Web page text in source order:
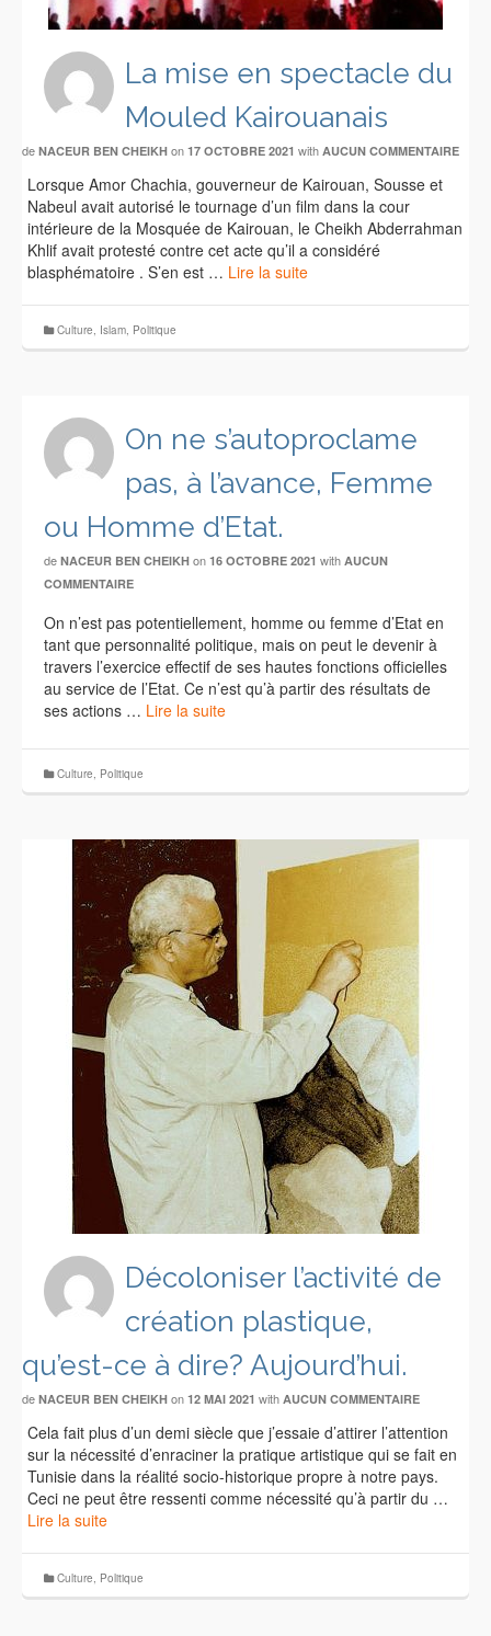
La mise en spectacle du
Mouled Kairouanais
de NACEUR BEN CHEIKH on 17 OCTOBRE 2021 with AUCUN COMMENTAIRE
Lorsque Amor Chachia, gouverneur de Kairouan, Sousse et
Nabeul avait autorisé le tournage d’un film dans la cour
intérieure de la Mosquée de Kairouan, le Cheikh Abderrahman
Khlif avait protesté contre cet acte qu’il a considéré
blasphématoire . S’en est … Lire la suite
Culture, Islam, Politique
On ne s’autoproclame
pas, à l’avance, Femme
ou Homme d’Etat.
de NACEUR BEN CHEIKH on 16 OCTOBRE 2021 with AUCUN
COMMENTAIRE
On n’est pas potentiellement, homme ou femme d’Etat en
tant que personnalité politique, mais on peut le devenir à
travers l’exercice effectif de ses hautes fonctions officielles
au service de l’Etat. Ce n’est qu’à partir des résultats de
ses actions … Lire la suite
Culture, Politique
Décoloniser l’activité de
création plastique,
qu’est-ce à dire? Aujourd’hui.
de NACEUR BEN CHEIKH on 12 MAI 2021 with AUCUN COMMENTAIRE
Cela fait plus d’un demi siècle que j’essaie d’attirer l’attention
sur la nécessité d’enraciner la pratique artistique qui se fait en
Tunisie dans la réalité socio-historique propre à notre pays.
Ceci ne peut être ressenti comme nécessité qu’à partir du …
Lire la suite
Culture, Politique